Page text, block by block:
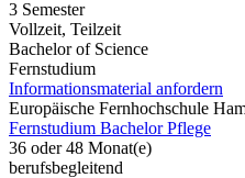
3 Semester
Vollzeit, Teilzeit
Bachelor of Science
Fernstudium
Informationsmaterial anfordern
Europäische Fernhochschule
Fernstudium Bachelor Pflege
36 oder 48 Monat(e)
berufsbegleitend